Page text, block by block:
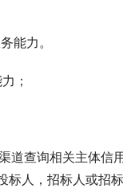
能力。
；
道查询相关主体信
人，招标人或招